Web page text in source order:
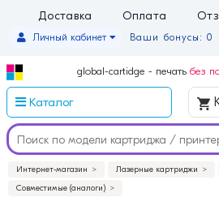
Доставка Оплата
Ваши бонусы: 0
Личный кабинет
global-cartidge - печать без
Каталог
Интернет-магазин Лазерные картриджи
Совместимые (аналоги)